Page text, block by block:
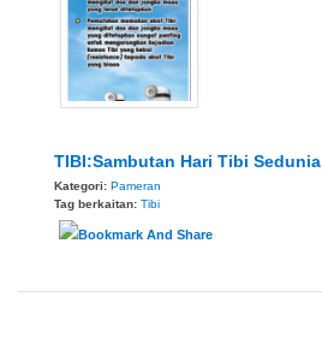
TIBI:Sambutan Hari Tibi Sedunia
Kategori: Pameran
Tag berkaitan: Tibi